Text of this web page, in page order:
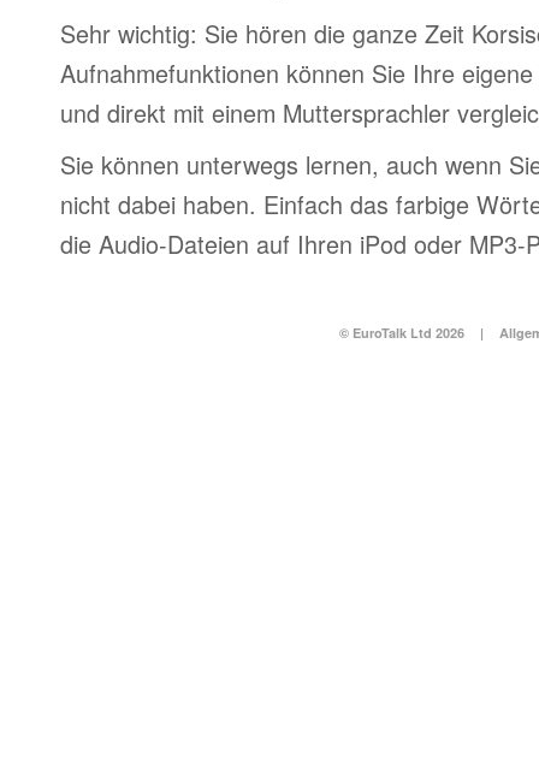
Sehr wichtig: Sie hören die ganze Zeit
Aufnahmefunktionen können Sie Ihre
und direkt mit einem Muttersprachler
Sie können unterwegs lernen, auch wenn
nicht dabei haben. Einfach das farbige
die Audio-Dateien auf Ihren iPod oder MP3-
© EuroTalk Ltd 2026 |